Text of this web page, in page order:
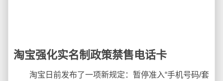
淘宝强化实名制政策禁售电话卡
淘宝日前发布了一项新规定：暂停准入“手机号码/套